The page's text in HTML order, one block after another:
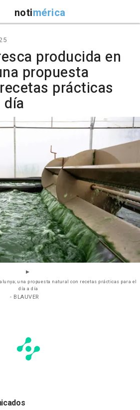
notimérica
producida en
propuesta
prácticas
día
una propuesta natural con recetas prácticas para el
día a día
- BLAUVER